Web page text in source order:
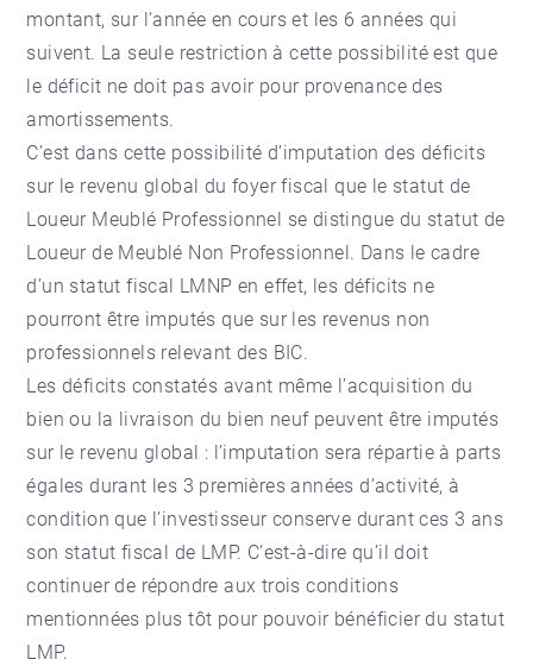
montant, sur l’année en cours et les 6 années qui
suivent. La seule restriction à cette possibilité est que
le déficit ne doit pas avoir pour provenance des
amortissements.
C’est dans cette possibilité d’imputation des déficits
sur le revenu global du foyer fiscal que le statut de
Loueur Meublé Professionnel se distingue du statut de
Loueur de Meublé Non Professionnel. Dans le cadre
d’un statut fiscal LMNP en effet, les déficits ne
pourront être imputés que sur les revenus non
professionnels relevant des BIC.
Les déficits constatés avant même l’acquisition du
bien ou la livraison du bien neuf peuvent être imputés
sur le revenu global : l’imputation sera répartie à parts
égales durant les 3 premières années d’activité, à
condition que l’investisseur conserve durant ces 3 ans
son statut fiscal de LMP. C’est-à-dire qu’il doit
continuer de répondre aux trois conditions
mentionnées plus tôt pour pouvoir bénéficier du statut
LMP.